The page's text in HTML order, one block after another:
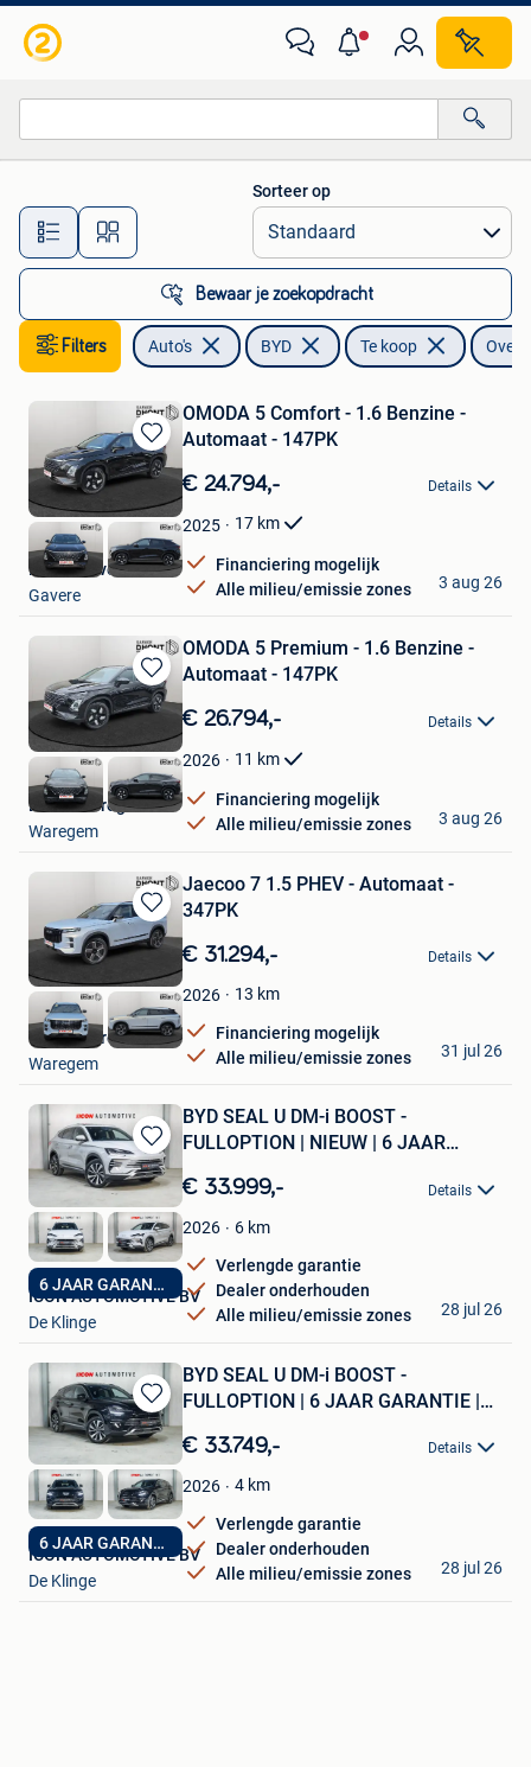
Alle afstanden…
Sorteer op
Bewaar je zoekopdracht
Filters Auto's BYD Te koop
Bewaren
in
Favorieten
OMODA 5 Comfort - 1.6 Benzine -
Automaat - 147PK
€ 24.794,- Details
2025 17 km
Financiering mogelijk
Alle milieu/emissie zones
Dhont Gavere
Gavere
3 aug 26
Bewaren
in
Favorieten
OMODA 5 Premium - 1.6 Benzine -
Automaat - 147PK
€ 26.794,- Details
2026 11 km
Financiering mogelijk
Alle milieu/emissie zones
Dhont Waregem
Waregem
3 aug 26
Bewaren
in
Favorieten
Jaecoo 7 1.5 PHEV - Automaat -
347PK
€ 31.294,- Details
2026 13 km
Financiering mogelijk
Alle milieu/emissie zones
Dhont Waregem
Waregem
31 jul 26
Bewaren
in
Favorieten
6 JAAR GARANTIE
BYD SEAL U DM-i BOOST -
FULLOPTION | NIEUW | 6 JAAR
€ 33.999,- Details
2026 6 km
Verlengde garantie
Dealer onderhouden
Alle milieu/emissie zones
ICON AUTOMOTIVE BV
De Klinge
28 jul 26
Bewaren
in
Favorieten
6 JAAR GARANTIE
BYD SEAL U DM-i BOOST -
FULLOPTION | 6 JAAR GARANTIE |
€ 33.749,- Details
2026 4 km
Verlengde garantie
Dealer onderhouden
Alle milieu/emissie zones
ICON AUTOMOTIVE BV
De Klinge
28 jul 26